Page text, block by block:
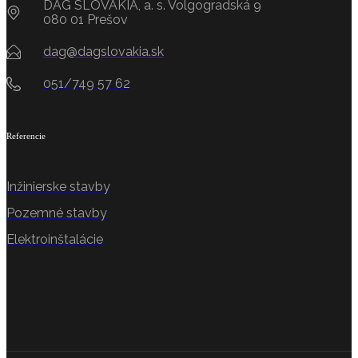
DAG SLOVAKIA, a. s. Volgogradská 9
080 01 Prešov
dag@dagslovakia.sk
051/749 57 62
Referencie
Inžinierske stavby
Pozemné stavby
Elektroinštalácie